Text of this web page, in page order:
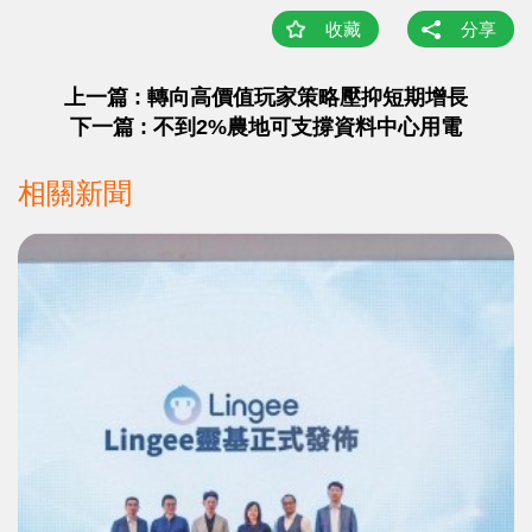
收藏 分享
上一篇 : 轉向高價值玩家策略壓抑短期增長
下一篇 : 不到2%農地可支撐資料中心用電
相關新聞